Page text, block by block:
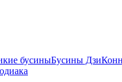
бусиныБусины Дзи